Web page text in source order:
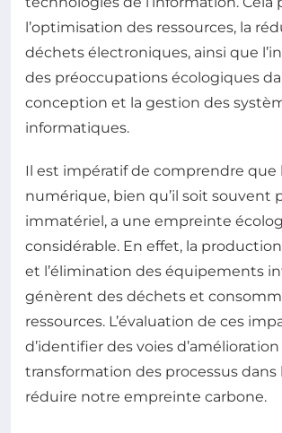
l’optimisation des ressources, la
déchets électroniques, ainsi que
des préoccupations écologiques
conception et la gestion des
informatiques.
Il est impératif de comprendre que
numérique, bien qu’il soit souvent
immatériel, a une empreinte
considérable. En effet, la
et l’élimination des équipements
génèrent des déchets et
ressources. L’évaluation de ces
d’identifier des voies
transformation des processus dans
réduire notre empreinte carbone.